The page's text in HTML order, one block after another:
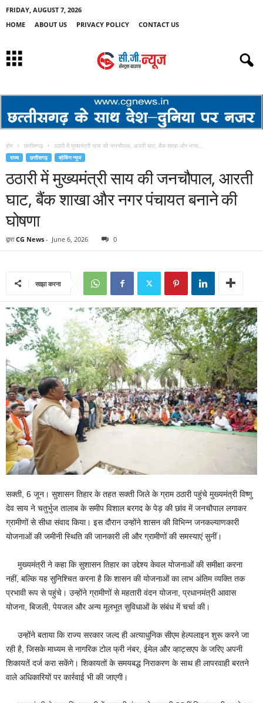
FRIDAY, AUGUST 7, 2026
HOME
ABOUT US PRIVACY POLICY CONTACT US
होम छत्तीसगढ़ ठठारी में मुख्यमंत्री साय की जनचौपाल, आरती घाट, बैंक शाखा और नगर...
राज्य छत्तीसगढ़ ब्रेकिंग न्यूज
ठठारी में मुख्यमंत्री साय की जनचौपाल, आरती
घाट, बैंक शाखा और नगर पंचायत बनाने की
घोषणा
द्वारा CG News - June 6, 2026 0
साझा करना
सक्ती, 6 जून। सुशासन तिहार के तहत सक्ती जिले के ग्राम ठठारी पहुंचे मुख्यमंत्री विष्णु
देव साय ने चतुर्भुज तालाब के समीप विशाल बरगद के पेड़ की छांव में जनचौपाल लगाकर
ग्रामीणों से सीधा संवाद किया। इस दौरान उन्होंने शासन की विभिन्न जनकल्याणकारी
योजनाओं की जमीनी स्थिति की जानकारी ली और ग्रामीणों की समस्याएं सुनीं।
मुख्यमंत्री ने कहा कि सुशासन तिहार का उद्देश्य केवल योजनाओं की समीक्षा करना
नहीं, बल्कि यह सुनिश्चित करना है कि शासन की योजनाओं का लाभ अंतिम व्यक्ति तक
प्रभावी रूप से पहुंचे। उन्होंने ग्रामीणों से महतारी वंदन योजना, प्रधानमंत्री आवास
योजना, बिजली, पेयजल और अन्य मूलभूत सुविधाओं के संबंध में चर्चा की।
उन्होंने बताया कि राज्य सरकार जल्द ही अत्याधुनिक सीएम हेल्पलाइन शुरू करने जा
रही है, जिसके माध्यम से नागरिक टोल फ्री नंबर, ईमेल और व्हाट्सएप के जरिए अपनी
शिकायतें दर्ज करा सकेंगे। शिकायतों के समयबद्ध निराकरण के साथ ही लापरवाही बरतने
वाले अधिकारियों पर कार्रवाई भी की जाएगी।